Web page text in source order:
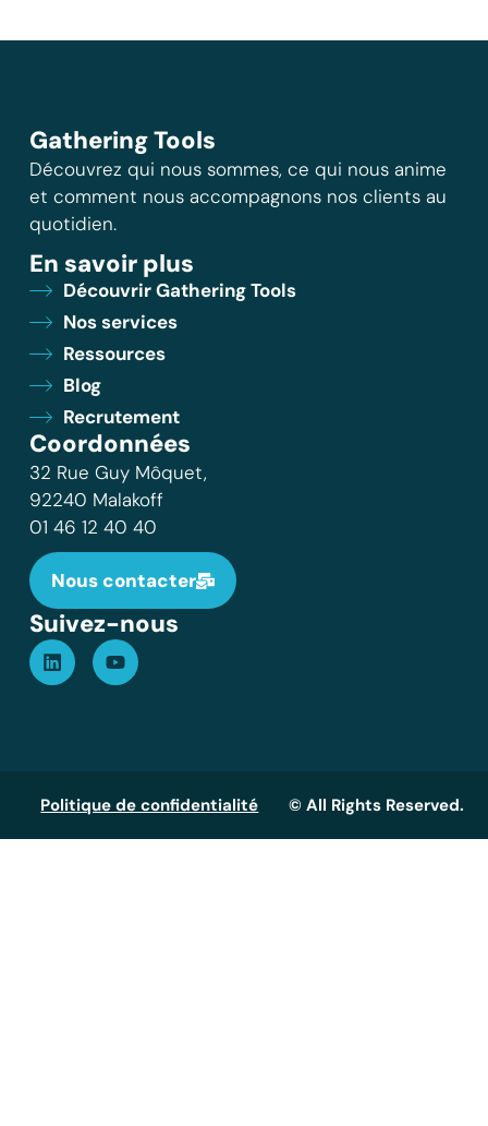
Gathering Tools
Découvrez qui nous sommes, ce qui nous anime
et comment nous accompagnons nos clients au
quotidien.
En savoir plus
Découvrir Gathering Tools
Nos services
Ressources
Blog
Recrutement
Coordonnées
32 Rue Guy Môquet,
92240 Malakoff
01 46 12 40 40
Nous contacter
Suivez-nous
Politique de confidentialité © All Rights Reserved.